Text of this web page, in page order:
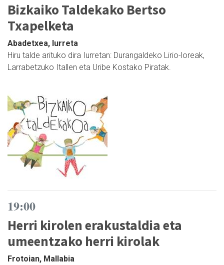
Bizkaiko Taldekako Bertso
Txapelketa
Abadetxea, Iurreta
Hiru talde arituko dira Iurretan: Durangaldeko Lirio-loreak,
Larrabetzuko Itallen eta Uribe Kostako Piratak.
19:00
Herri kirolen erakustaldia eta
umeentzako herri kirolak
Frotoian, Mallabia